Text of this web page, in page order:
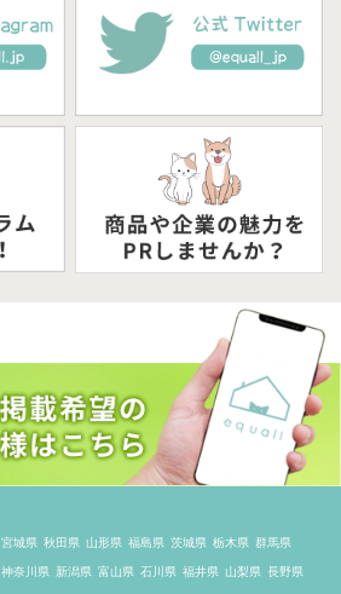
宮城県 秋田県 山形県 福島県 茨城県 栃木県 群馬県
神奈川県 新潟県 富山県 石川県 福井県 山梨県 長野県